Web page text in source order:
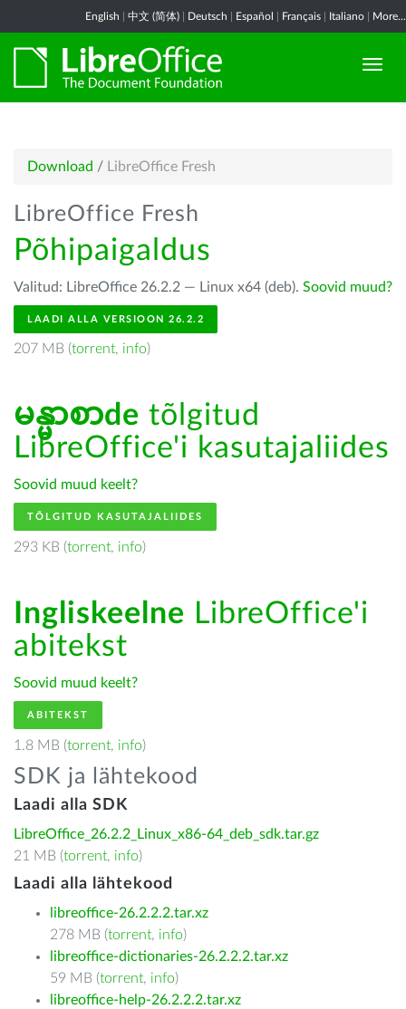
English 中文 (简体) Deutsch Español Français Italiano More...
Download / LibreOffice Fresh
LibreOffice Fresh
Põhipaigaldus
Valitud: LibreOffice 26.2.2 — Linux x64 (deb). Soovid muud?
LAADI ALLA VERSIOON 26.2.2
207 MB (torrent, info)
မန္မာစာde tõlgitud
LibreOffice'i kasutajaliides
Soovid muud keelt?
TÕLGITUD KASUTAJALIIDES
293 KB (torrent, info)
Ingliskeelne LibreOffice'i
abitekst
Soovid muud keelt?
ABITEKST
1.8 MB (torrent, info)
SDK ja lähtekood
Laadi alla SDK
LibreOffice_26.2.2_Linux_x86-64_deb_sdk.tar.gz
21 MB (torrent, info)
Laadi alla lähtekood
libreoffice-26.2.2.2.tar.xz
278 MB (torrent, info)
libreoffice-dictionaries-26.2.2.2.tar.xz
59 MB (torrent, info)
libreoffice-help-26.2.2.2.tar.xz